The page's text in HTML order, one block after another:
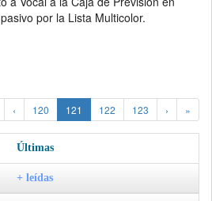
por la Lista Multicolor.
‹ 120 121 122 123 › »
Últimas
+ leídas